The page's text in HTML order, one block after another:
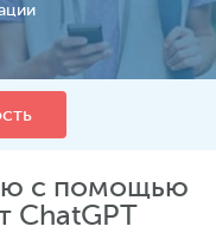
с помощью
ChatGPT